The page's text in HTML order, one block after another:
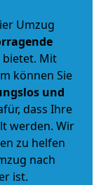
Umzug
bietet. Mit
können Sie
und
dass Ihre
werden. Wir
zu helfen
nach
ist.